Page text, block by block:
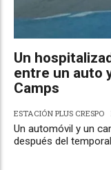
Un
entre un auto
Camps
ESTACIÓN PLUS CRESPO
Un automóvil y un
después del